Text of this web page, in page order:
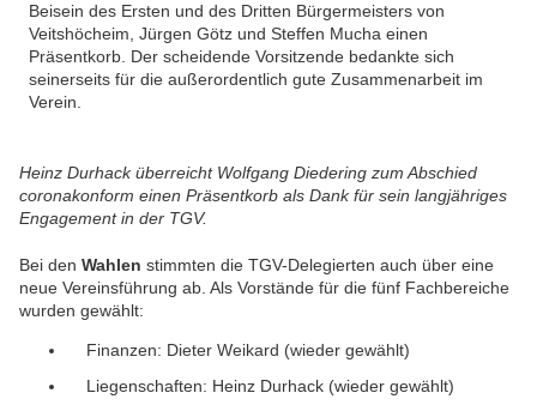
Beisein des Ersten und des Dritten Bürgermeisters von
Veitshöcheim, Jürgen Götz und Steffen Mucha einen
Präsentkorb. Der scheidende Vorsitzende bedankte sich
seinerseits für die außerordentlich gute Zusammenarbeit im
Verein.
Heinz Durhack überreicht Wolfgang Diedering zum Abschied
coronakonform einen Präsentkorb als Dank für sein langjähriges
Engagement in der TGV.
Bei den Wahlen stimmten die TGV-Delegierten auch über eine
neue Vereinsführung ab. Als Vorstände für die fünf Fachbereiche
wurden gewählt:
Finanzen: Dieter Weikard (wieder gewählt)
Liegenschaften: Heinz Durhack (wieder gewählt)